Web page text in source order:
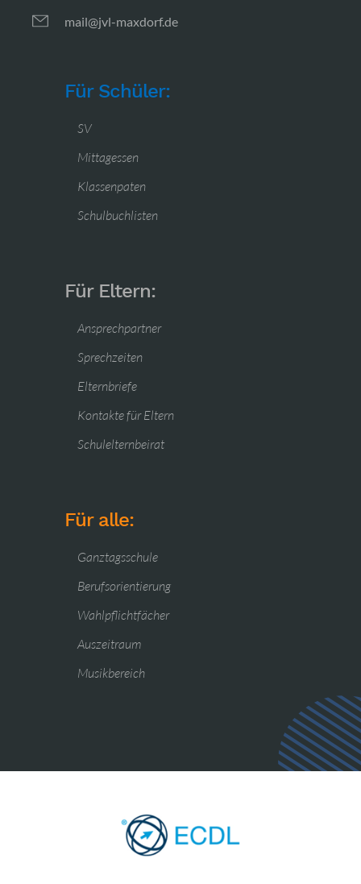
mail@jvl-maxdorf.de
Für Schüler:
SV
Mittagessen
Klassenpaten
Schulbuchlisten
Für Eltern:
Ansprechpartner
Sprechzeiten
Elternbriefe
Kontakte für Eltern
Schulelternbeirat
Für alle:
Ganztagsschule
Berufsorientierung
Wahlpflichtfächer
Auszeitraum
Musikbereich